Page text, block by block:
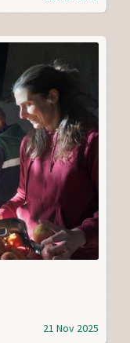
21 Nov 2025